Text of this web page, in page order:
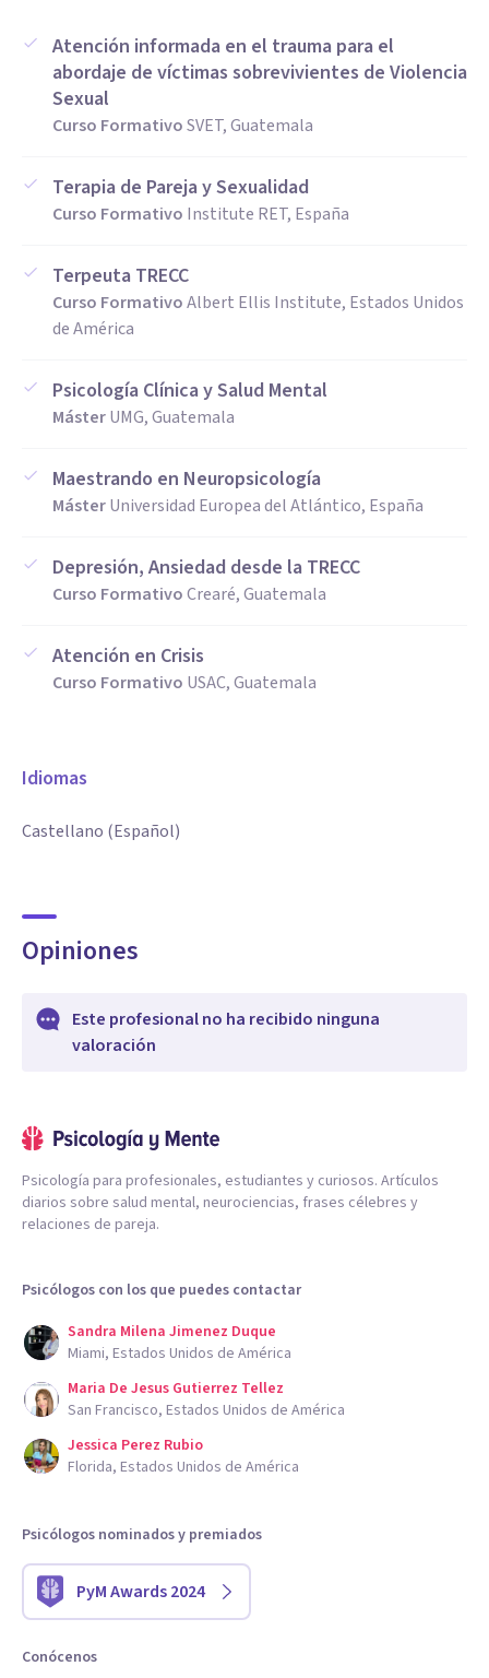
Atención informada en el trauma para el
abordaje de víctimas sobrevivientes de Violencia
Sexual
Curso FormativoSVET, Guatemala
Terapia de Pareja y Sexualidad
Curso Formativo Institute RET, España
Terpeuta TRECC
Curso FormativoAlbert Ellis Institute, Estados Unidos
de América
Psicología Clínica y Salud Mental
MásterUMG, Guatemala
Maestrando en Neuropsicología
MásterUniversidad Europea del Atlántico, España
Depresión, Ansiedad desde la TRECC
Curso FormativoCrearé, Guatemala
Atención en Crisis
Curso Formativo USAC, Guatemala
Idiomas
Castellano (Español)
Opiniones
Este profesional no ha recibido ninguna
valoración
Psicología para profesionales, estudiantes y curiosos. Artículos
diarios sobre salud mental, neurociencias, frases célebres y
relaciones de pareja.
Psicólogos con los que puedes contactar
Sandra Milena Jimenez Duque
Miami, Estados Unidos de América
Maria De Jesus Gutierrez Tellez
San Francisco, Estados Unidos de América
Jessica Perez Rubio
Florida, Estados Unidos de América
Psicólogos nominados y premiados
PyM Awards 2024
Conócenos